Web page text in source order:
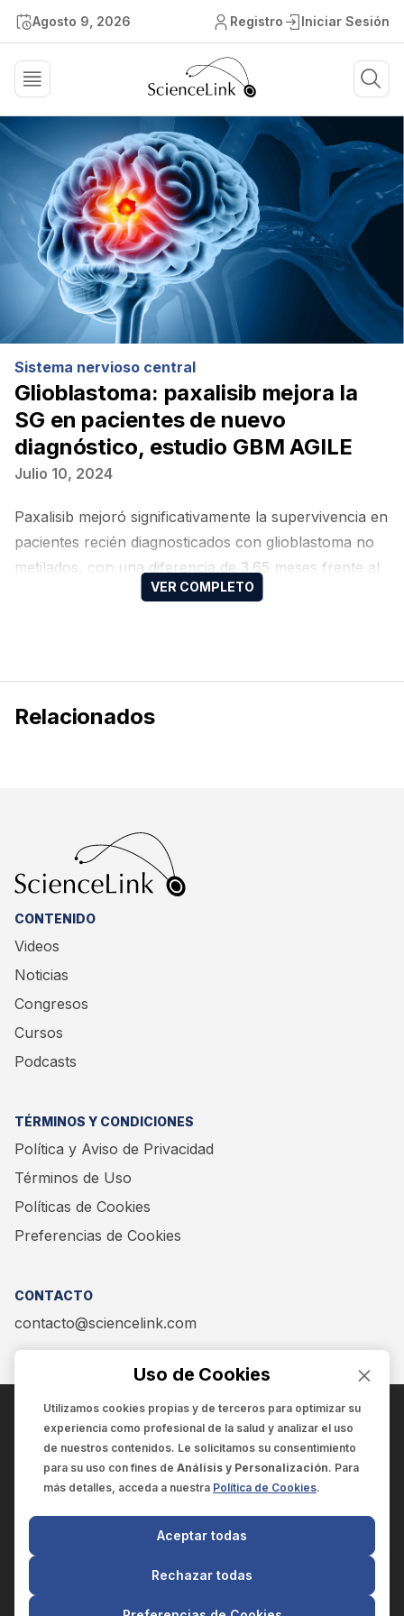
Agosto 9, 2026 Registro Iniciar Sesión
Sistema nervioso central
Glioblastoma: paxalisib mejora la
SG en pacientes de nuevo
diagnóstico, estudio GBM AGILE
Julio 10, 2024
Paxalisib mejoró significativamente la supervivencia en
pacientes recién diagnosticados con glioblastoma no
metilados, con una diferencia de 3.65 meses frente al
estándar de cuidado
Relacionados
CONTENIDO
Videos
Noticias
Congresos
Cursos
Podcasts
TÉRMINOS Y CONDICIONES
Política y Aviso de Privacidad
Términos de Uso
Políticas de Cookies
Preferencias de Cookies
CONTACTO
contacto@sciencelink.com
ENCUÉNTRANOS EN:
SCIENCELINK
SCILINK COMUNICACIÓN CIENTÍFICA SC
El contenido y la información de este sitio web es exclusivo
para profesionales de la salud.
Uso de Cookies
Utilizamos cookies propias y de terceros para optimizar su
experiencia como profesional de la salud y analizar el uso
de nuestros contenidos. Le solicitamos su consentimiento
para su uso con fines de Análisis y Personalización. Para
más detalles, acceda a nuestra Política de Cookies.
Rechazar todas
Aceptar todas